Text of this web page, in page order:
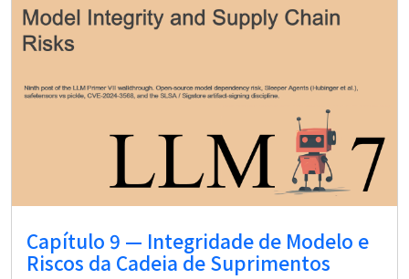
Capítulo 9 — Integridade de Modelo e
Riscos da Cadeia de Suprimentos